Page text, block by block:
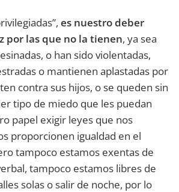
es nuestro deber
por las que no la tienen, ya sea
o han sido violentadas,
o mantienen aplastadas por
contra sus hijos, o se queden sin
tipo de miedo que les puedan
papel exigir leyes que nos
proporcionen igualdad en el
tampoco estamos exentas de
tampoco estamos libres de
solas o salir de noche, por lo